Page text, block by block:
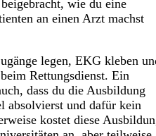
wie du eine
an einen Arzt machst
legen, EKG kleben
Rettungsdienst. Ein
dass du die Ausbildung
absolvierst und dafür kein
kostet diese